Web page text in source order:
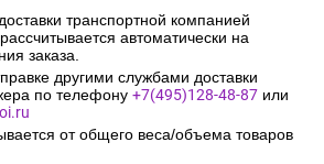
транспортной компанией
автоматически на
заказа.
другими службами доставки
по телефону +7(495)128-48-87 или
от общего веса/объема товаров